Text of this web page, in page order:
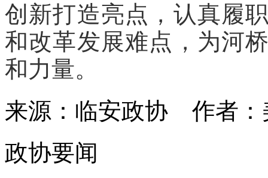
创新打造亮点，认真履
和改革发展难点，为河
和力量。
来源：临安政协 作者
政协要闻